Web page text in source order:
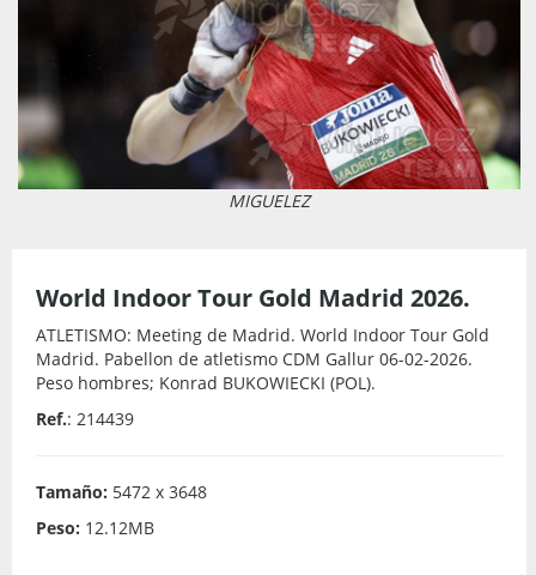
MIGUELEZ
World Indoor Tour Gold Madrid 2026.
ATLETISMO: Meeting de Madrid. World Indoor Tour Gold
Madrid. Pabellon de atletismo CDM Gallur 06-02-2026.
Peso hombres; Konrad BUKOWIECKI (POL).
Ref.: 214439
Tamaño: 5472 x 3648
Peso: 12.12MB